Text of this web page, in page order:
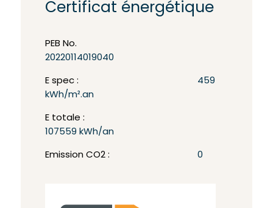
Certificat énergétique
PEB No.
20220114019040
E spec :
459
kWh/m².an
E totale :
107559 kWh/an
Emission CO2 : 0